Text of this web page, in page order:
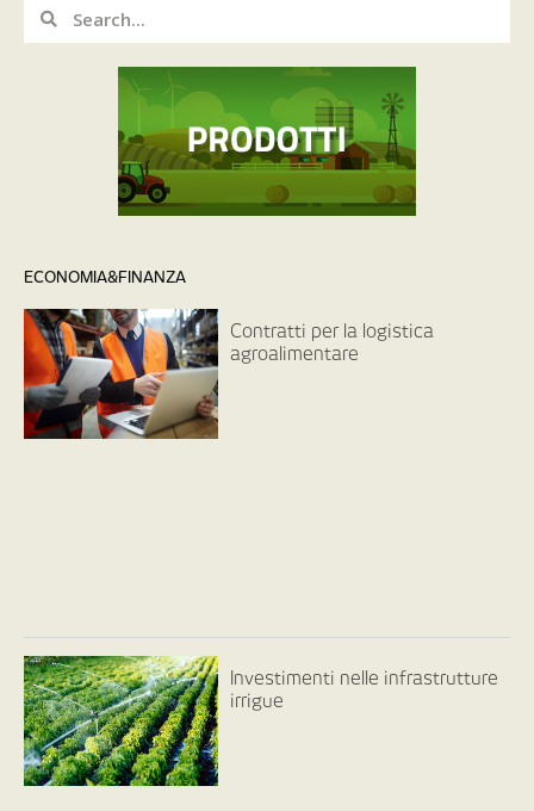
ECONOMIA&FINANZA
Contratti per la logistica
agroalimentare
Investimenti nelle infrastrutture
irrigue